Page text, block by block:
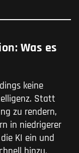
Was es
keine
Statt
zu rendern,
in niedrigerer
KI ein und